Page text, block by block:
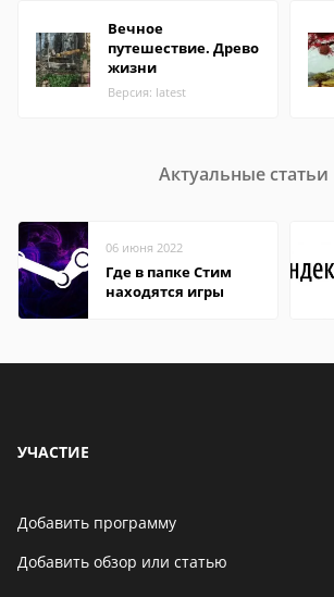
Вечное
путешествие. Древо
жизни
Версия: latest
Актуальные статьи
06 июня 2022
Где в папке Стим
находятся игры
УЧАСТИЕ
Добавить программу
Добавить обзор или статью